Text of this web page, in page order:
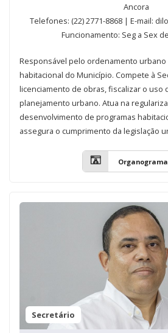
Ancora
Telefones: (22) 2771-8868 | E-mail:
Funcionamento: Seg a Sex
Responsável pelo ordenamento urbano
habitacional do Município. Compete à
licenciamento de obras, fiscalizar o uso
planejamento urbano. Atua na
desenvolvimento de programas
assegura o cumprimento da legislação
Organograma
Secretário